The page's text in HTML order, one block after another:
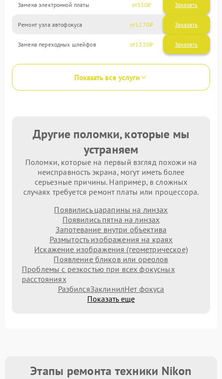
Замена электронной платы 550
Ремонт узла автофокуса 1270
Замена переходных шлейфов 1320
Показать все услуги
Другие поломки, которые мы
устраняем
Поломки, которые на первый взгляд похожи на
неисправность экрана, могут иметь более
серьезные причины. Например, в сложных
случаях требуется ремонт платы или процессора.
Появились царапины на линзах
Появились пятна на линзах
Запотевание внутри объектива
Размытость изображения на краях
Искажение изображения (геометрическое)
Появление бликов или ореолов
Проблемы с резкостью при всех фокусных
расстояниях
РазбилсяЗаклинилНет фокуса
Показать еще
Этапы ремонта техники Nikon